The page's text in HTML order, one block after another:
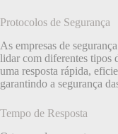
Protocolos de Segurança
As empresas de
lidar com diferentes tipos
uma resposta rápida,
garantindo a segurança
Tempo de Resposta